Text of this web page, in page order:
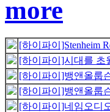
[하이파이]Stenheim
[하이파이]시대를 초
[하이파이]뱅앤올룹
[하이파이]뱅앤올룹
[하이파이]네임오디